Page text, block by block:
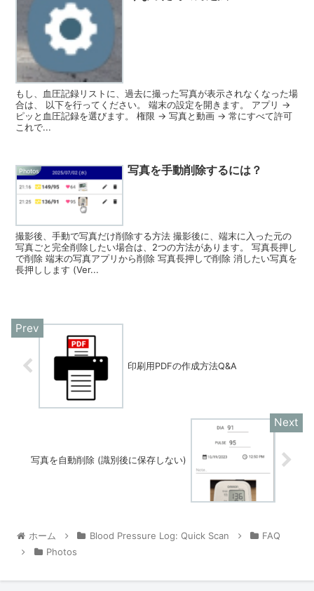
もし、血圧記録リストに、過去に撮った写真が表示されなくなった場
合は、 以下を行ってください。 端末の設定を開きます。 アプリ →
ピッと血圧記録を選びます。 権限 → 写真と動画 → 常にすべて許可
これで...
Photos 写真を手動削除するには？
撮影後、手動で写真だけ削除する方法 撮影後に、端末に入った元の
写真ごと完全削除したい場合は、2つの方法があります。 写真長押し
で削除 端末の写真アプリから削除 写真長押しで削除 消したい写真を
長押しします (Ver...
印刷用PDFの作成方法Q&A
写真を自動削除 (識別後に保存しない)
ホーム Blood Pressure Log: Quick Scan
FAQ
Photos